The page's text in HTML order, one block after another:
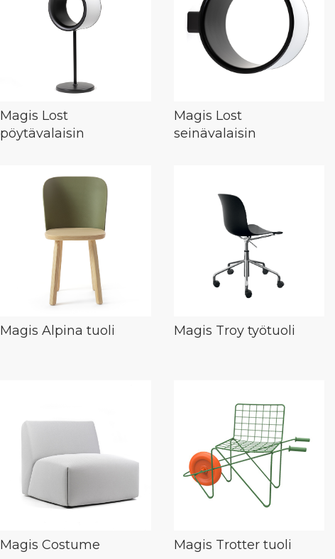
Magis Lost
pöytävalaisin
Magis Lost
seinävalaisin
Magis Alpina tuoli Magis Troy työtuoli
Magis Costume Magis Trotter tuoli